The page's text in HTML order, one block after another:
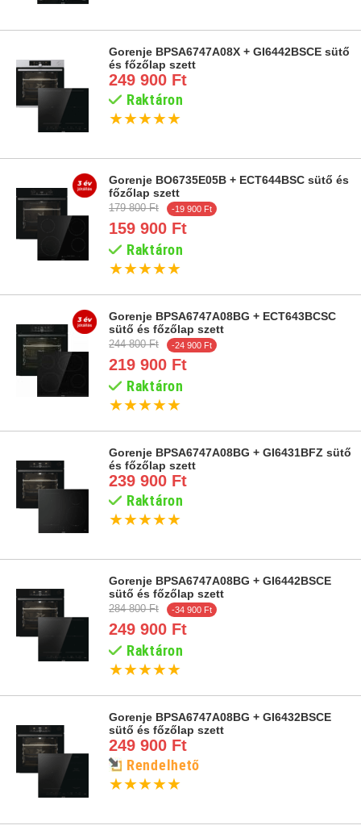
Gorenje BPSA6747A08X + GI6442BSCE sütő
és főzőlap szett
249 900 Ft
Raktáron
★★★★★
Gorenje BO6735E05B + ECT644BSC sütő és
főzőlap szett
179 800 Ft -19 900 Ft
159 900 Ft
Raktáron
★★★★★
Gorenje BPSA6747A08BG + ECT643BCSC
sütő és főzőlap szett
244 800 Ft -24 900 Ft
219 900 Ft
Raktáron
★★★★★
Gorenje BPSA6747A08BG + GI6431BFZ sütő
és főzőlap szett
239 900 Ft
Raktáron
★★★★★
Gorenje BPSA6747A08BG + GI6442BSCE
sütő és főzőlap szett
284 800 Ft -34 900 Ft
249 900 Ft
Raktáron
★★★★★
Gorenje BPSA6747A08BG + GI6432BSCE
sütő és főzőlap szett
249 900 Ft
Rendelhető
★★★★★